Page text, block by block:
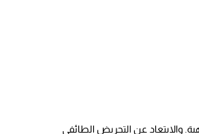
والابتعاد عن التحريض الطائفي